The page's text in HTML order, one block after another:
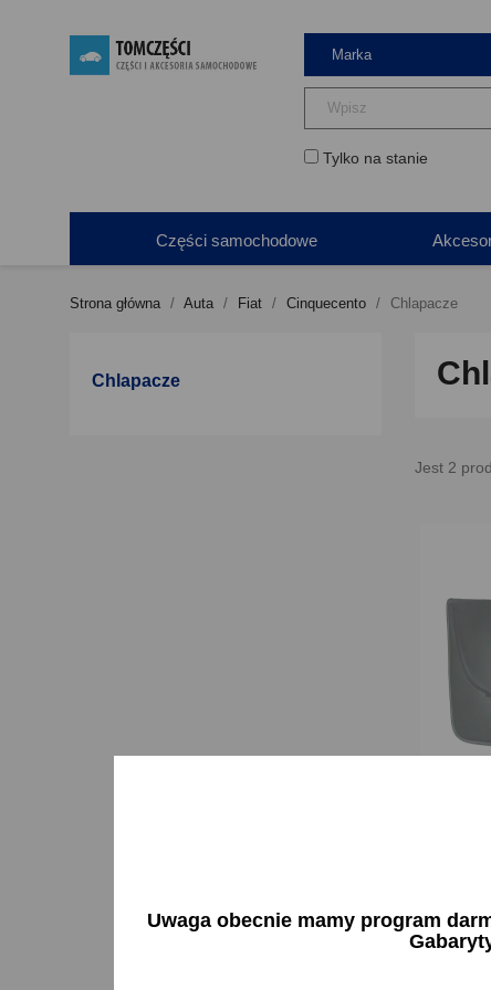
Tylko na stanie
Części samochodowe
Strona główna Auta Fiat Cinquecento Chlapacze
Chlapacze
Jest 2
Brak
Uwaga obecnie mamy program